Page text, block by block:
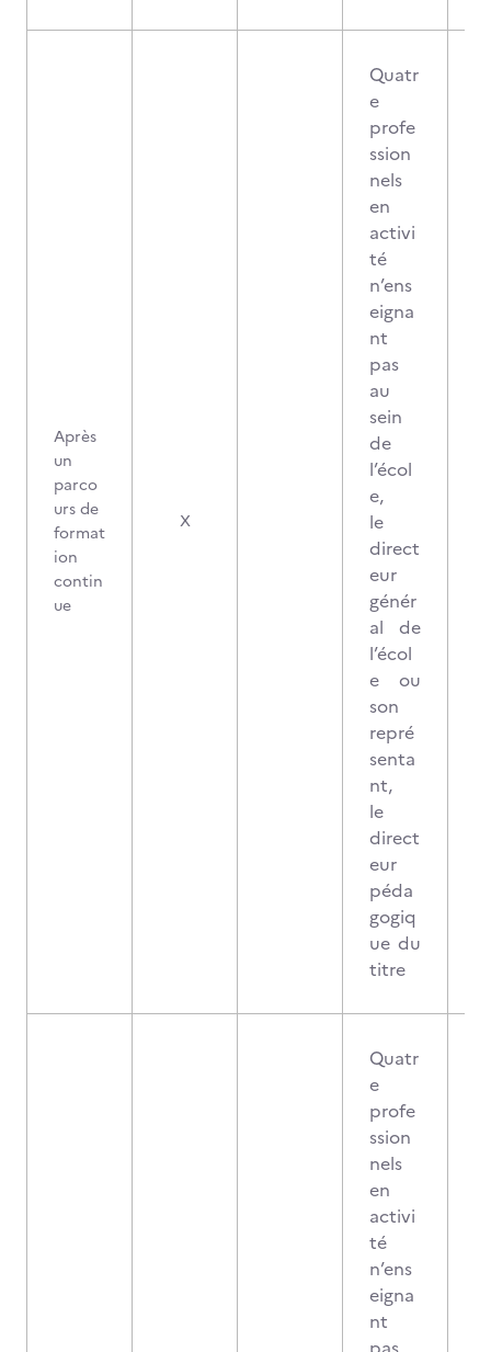
Après
un
parco
urs de
format
ion
contin
ue
X
Quatr
e
profe
ssion
nels
en
activi
té
n’ens
eigna
nt
pas
au
sein
de
l’écol
e,
le
direct
eur
génér
al de
l’écol
e ou
son
repré
senta
nt,
le
direct
eur
péda
gogiq
ue du
titre
Quatr
e
profe
ssion
nels
en
activi
té
n’ens
eigna
nt